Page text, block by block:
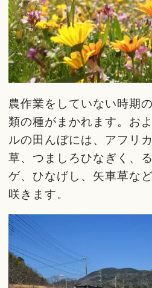
農作業をしていない時期
類の種がまかれます。お
ルの田んぼには、アフリ
草、つましろひなぎく、
ゲ、ひなげし、矢車草な
咲きます。